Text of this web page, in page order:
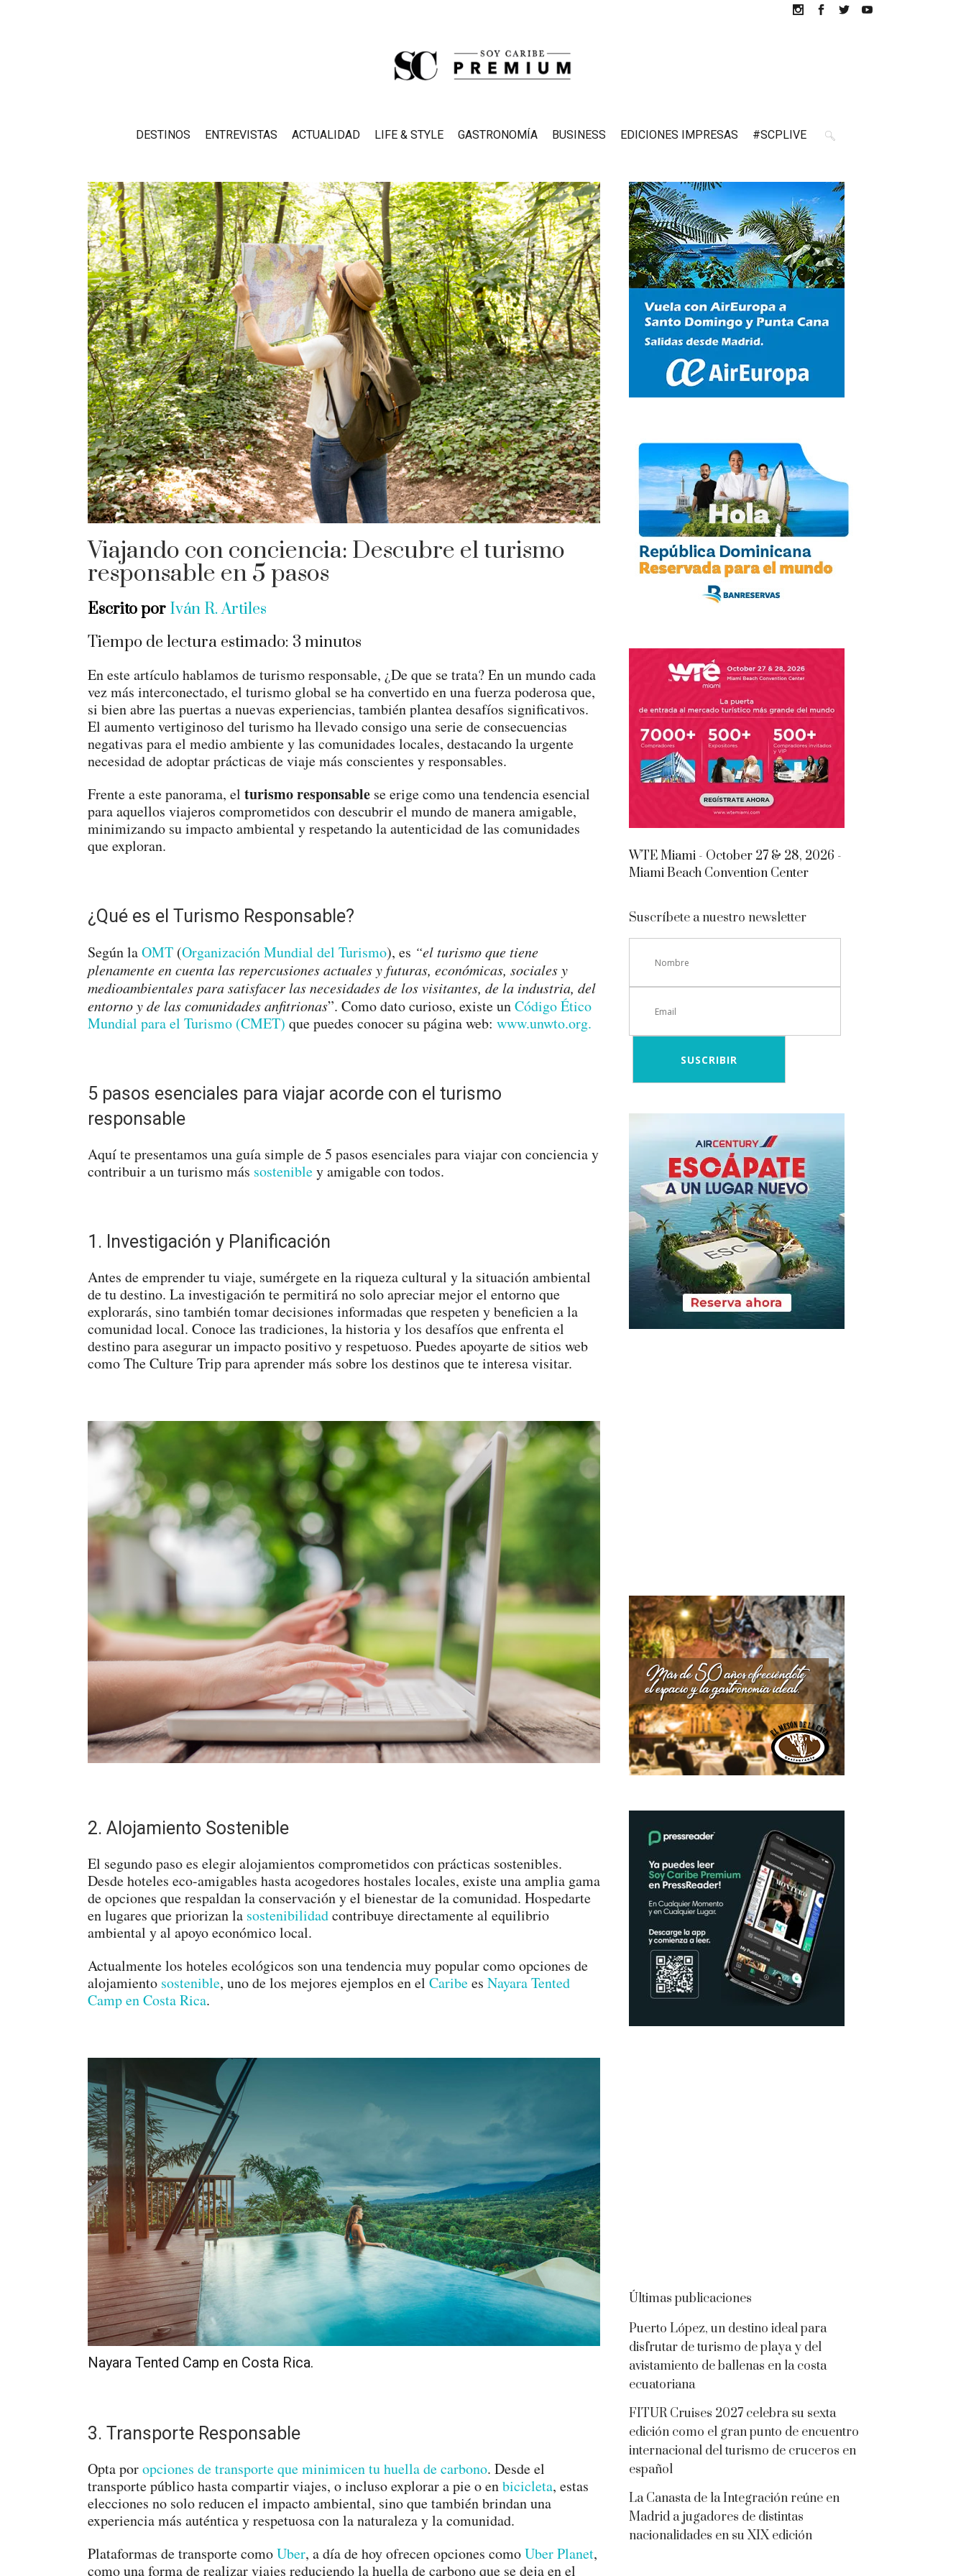
DESTINOS ENTREVISTAS ACTUALIDAD LIFE & STYLE GASTRONOMÍA BUSINESS EDICIONES IMPRESAS #SCPLIVE
Viajando con conciencia: Descubre el turismo
responsable en 5 pasos
Escrito por Iván R. Artiles
Tiempo de lectura estimado: 3minutos
En este artículo hablamos de turismo responsable, ¿De que se trata? En un mundo cada
vez más interconectado, el turismo global se ha convertido en una fuerza poderosa que,
si bien abre las puertas a nuevas experiencias, también plantea desafíos significativos.
El aumento vertiginoso del turismo ha llevado consigo una serie de consecuencias
negativas para el medio ambiente y las comunidades locales, destacando la urgente
necesidad de adoptar prácticas de viaje más conscientes y responsables.
Frente a este panorama, el turismo responsable se erige como una tendencia esencial
para aquellos viajeros comprometidos con descubrir el mundo de manera amigable,
minimizando su impacto ambiental y respetando la autenticidad de las comunidades
que exploran.
¿Qué es el Turismo Responsable?
Según laOMT (Organización Mundial del Turismo), es “el turismo que tiene
plenamente en cuenta las repercusiones actuales y futuras, económicas, sociales y
medioambientales para satisfacer las necesidades de los visitantes, de la industria, del
entorno y de las comunidades anfitrionas”. Como dato curioso, existe unCódigo Ético
Mundial para el Turismo (CMET) que puedes conocer su página web: www.unwto.org.
5 pasos esenciales para viajar acorde con el turismo
responsable
Aquí te presentamos una guía simple de 5 pasos esenciales para viajar con conciencia y
contribuir a un turismo más sostenibley amigable con todos.
1. Investigación y Planificación
Antes de emprender tu viaje, sumérgete en la riqueza cultural y la situación ambiental
de tu destino. La investigación te permitirá no solo apreciar mejor el entorno que
explorarás, sino también tomar decisiones informadas que respeten y beneficien a la
comunidad local. Conoce las tradiciones, la historia y los desafíos que enfrenta el
destino para asegurar un impacto positivo y respetuoso. Puedes apoyarte de sitios web
como The Culture Trip para aprender más sobre los destinos que te interesa visitar.
2. Alojamiento Sostenible
El segundo paso es elegir alojamientos comprometidos con prácticas sostenibles.
Desde hoteles eco-amigables hasta acogedores hostales locales, existe una amplia gama
de opciones que respaldan la conservación y el bienestar de la comunidad. Hospedarte
en lugares que priorizan la sostenibilidadcontribuye directamente al equilibrio
ambiental y al apoyo económico local.
Actualmente los hoteles ecológicos son una tendencia muy popular como opciones de
alojamiento sostenible, uno de los mejores ejemplos en el Caribees Nayara Tented
Camp en Costa Rica.
Nayara Tented Camp en Costa Rica.
3. Transporte Responsable
Opta poropciones de transporte que minimicen tu huella de carbono. Desde el
transporte público hasta compartir viajes, o incluso explorar a pie o enbicicleta, estas
elecciones no solo reducen el impacto ambiental, sino que también brindan una
experiencia más auténtica y respetuosa con la naturaleza y la comunidad.
Plataformas de transporte comoUber, a día de hoy ofrecen opciones comoUber Planet,
como una forma de realizar viajes reduciendo la huella de carbono que se deja en el
WTE Miami - October 27 & 28, 2026 -
Miami Beach Convention Center
Suscríbete a nuestro newsletter
Últimas publicaciones
Puerto López, un destino ideal para
disfrutar de turismo de playa y del
avistamiento de ballenas en la costa
ecuatoriana
FITUR Cruises 2027 celebra su sexta
edición como el gran punto de encuentro
internacional del turismo de cruceros en
español
La Canasta de la Integración reúne en
Madrid a jugadores de distintas
nacionalidades en su XIX edición